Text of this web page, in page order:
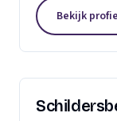
een
met een
Bekijk